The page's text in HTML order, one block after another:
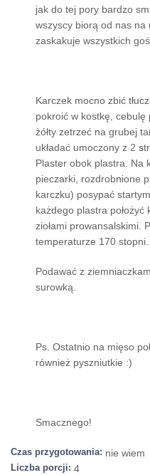
jak do tej pory bardzo
wszyscy biorą od nas na
zaskakuje wszystkich
Karczek mocno zbić
pokroić w kostkę,
żółty zetrzeć na grubej
układać umoczony z 2
Plaster obok plastra. Na
pieczarki, rozdrobnione
karczku) posypać
każdego plastra położyć
ziołami prowansalskimi.
temperaturze 170 stopni.
Podawać z
surowką.
Ps. Ostatnio na mięso
również pyszniutkie :)
Smacznego!
Czas przygotowania: nie wiem
Liczba porcji: 4